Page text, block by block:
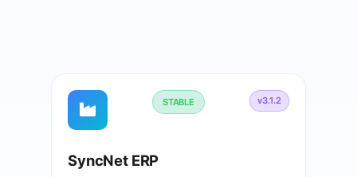
STABLE v3.1.2
SyncNet ERP